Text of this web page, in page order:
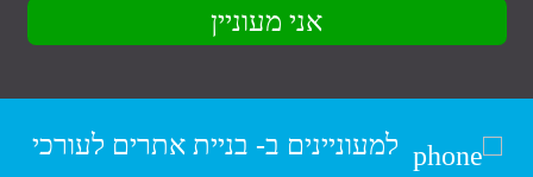
למעוניינים ב- בניית אתרים לעורכי